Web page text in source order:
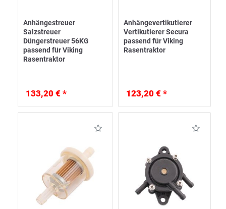
Anhängestreuer
Salzstreuer
Düngerstreuer 56KG
passend für Viking
Rasentraktor
133,20 € *
Anhängevertikutierer
Vertikutierer Secura
passend für Viking
Rasentraktor
123,20 € *